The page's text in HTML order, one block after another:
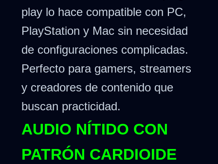
play lo hace compatible con PC,
PlayStation y Mac sin necesidad
de configuraciones complicadas.
Perfecto para gamers, streamers
y creadores de contenido que
buscan practicidad.
AUDIO NÍTIDO CON
PATRÓN CARDIOIDE